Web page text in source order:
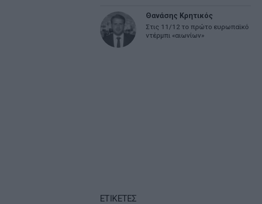
Θανάσης Κρητικός
Στις 11/12 το πρώτο ευρωπαϊκό
ντέρμπι «αιωνίων»
ΕΤΙΚΕΤΕΣ